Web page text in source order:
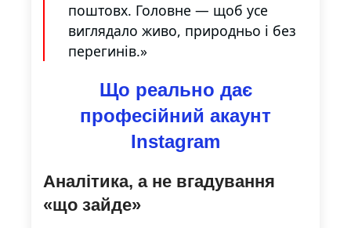
поштовх. Головне — щоб усе
виглядало живо, природньо і без
перегинів.»
Що реально дає
професійний акаунт
Instagram
Аналітика, а не вгадування
«що зайде»